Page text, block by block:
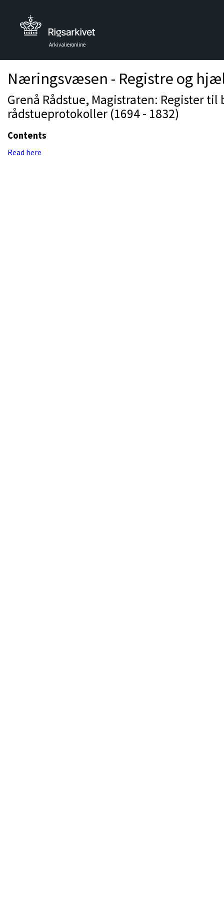
Arkivalieronline
Næringsvæsen - Registre og
Grenå Rådstue, Magistraten: Register
rådstueprotokoller (1694 - 1832)
Contents
Read here